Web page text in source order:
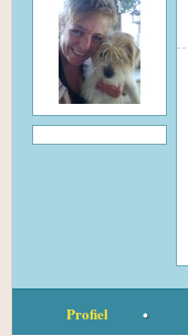
Profiel